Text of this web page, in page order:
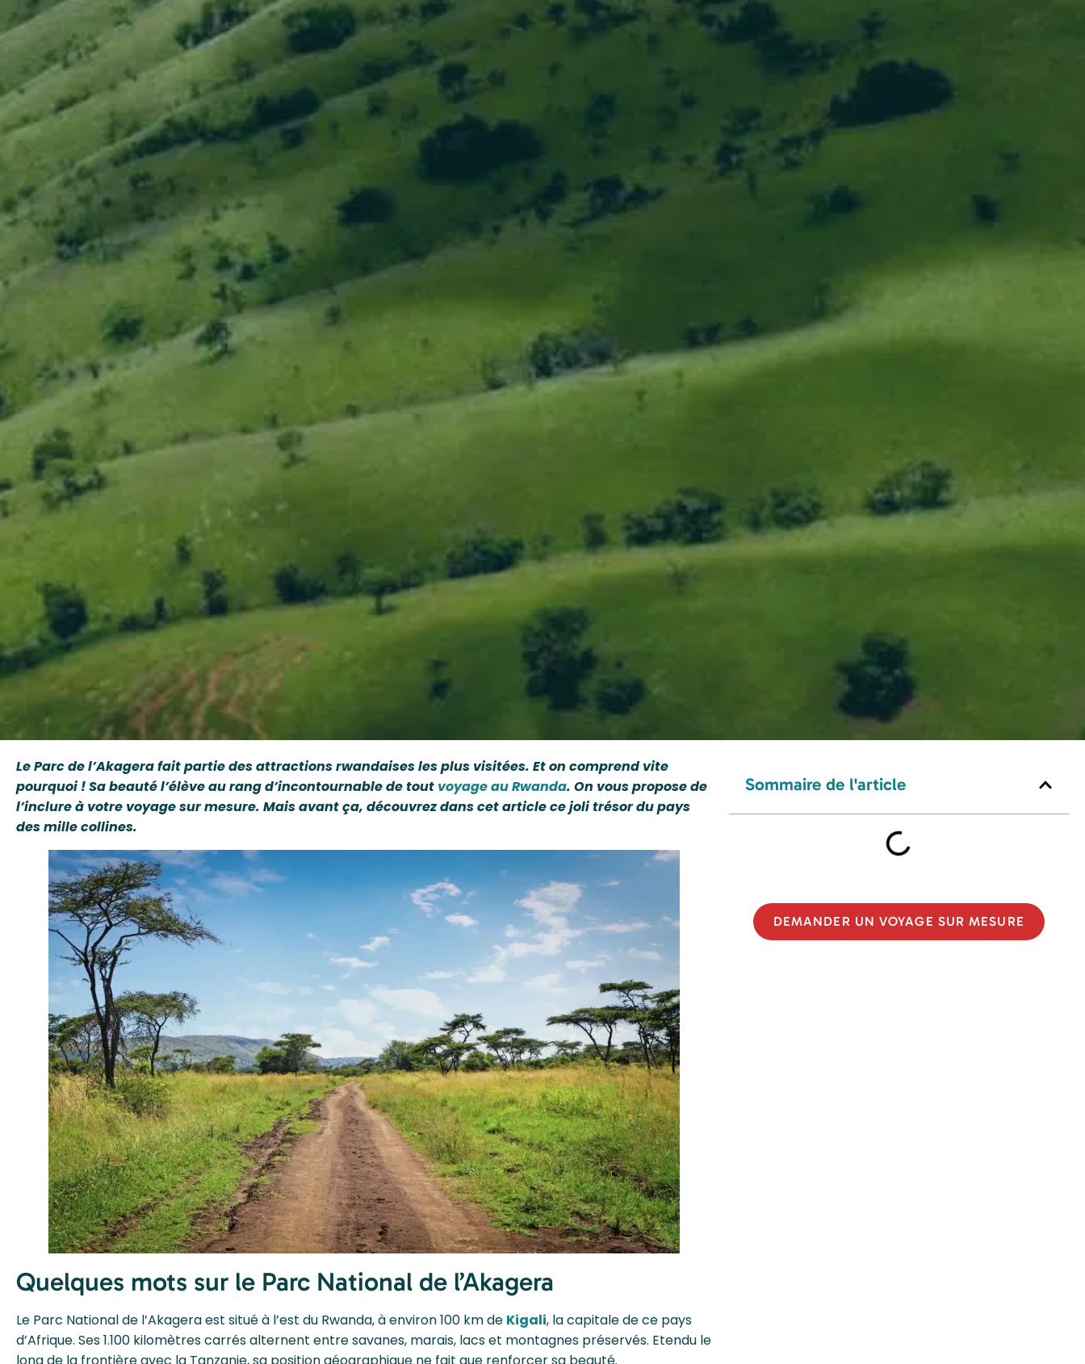
Le Parc de l’Akagera fait partie des attractions rwandaises les plus visitées. Et on comprend vite
pourquoi ! Sa beauté l’élève au rang d’incontournable de tout voyage au Rwanda. On vous propose de
l’inclure à votre voyage sur mesure. Mais avant ça, découvrez dans cet article ce joli trésor du pays
des mille collines.
Quelques mots sur le Parc National de l’Akagera
Le Parc National de l’Akagera est situé à l’est du Rwanda, à environ 100 km de Kigali, la capitale de ce pays
d’Afrique. Ses 1.100 kilomètres carrés alternent entre savanes, marais, lacs et montagnes préservés. Etendu le
Sommaire de l'article
DEMANDER UN VOYAGE SUR MESURE